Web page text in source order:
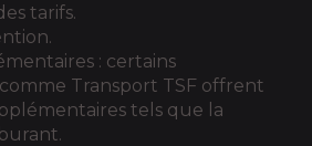
tarifs.
: certains
Transport TSF offrent
tels que la